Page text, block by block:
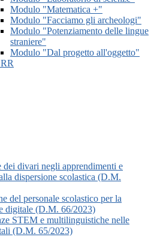
Modulo "Matematica +"
Modulo "Facciamo gli archeologi"
Modulo "Potenziamento delle lingue
straniere"
Modulo "Dal progetto all'oggetto"
dei divari negli apprendimenti e
dispersione scolastica (D.M.
del personale scolastico per la
digitale (D.M. 66/2023)
STEM e multilinguistiche nelle
(D.M. 65/2023)